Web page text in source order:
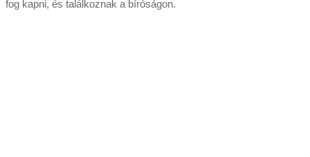
fog kapni, és találkoznak a bíróságon.